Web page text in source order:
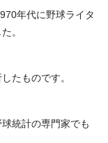
年代に野球ライタ
。
たものです。
統計の専門家でも